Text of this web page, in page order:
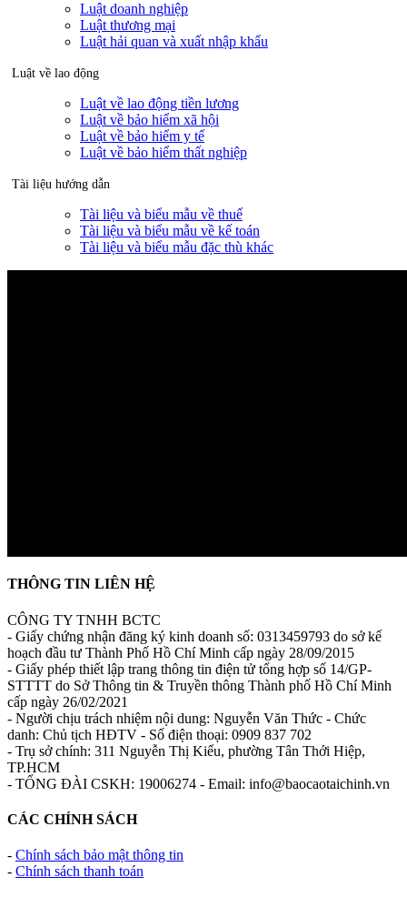
Luật doanh nghiệp
Luật thương mại
Luật hải quan và xuất nhập khẩu
Luật về lao động
Luật về lao động tiền lương
Luật về bảo hiểm xã hội
Luật về bảo hiểm y tế
Luật về bảo hiểm thất nghiệp
Tài liệu hướng dẫn
Tài liệu và biểu mẫu về thuế
Tài liệu và biểu mẫu về kế toán
Tài liệu và biểu mẫu đặc thù khác
THÔNG TIN LIÊN HỆ
CÔNG TY TNHH BCTC
- Giấy chứng nhận đăng ký kinh doanh số: 0313459793 do sở kế
hoạch đầu tư Thành Phố Hồ Chí Minh cấp ngày 28/09/2015
- Giấy phép thiết lập trang thông tin điện tử tổng hợp số 14/GP-
STTTT do Sở Thông tin & Truyền thông Thành phố Hồ Chí Minh
cấp ngày 26/02/2021
- Người chịu trách nhiệm nội dung: Nguyễn Văn Thức - Chức
danh: Chủ tịch HĐTV - Số điện thoại: 0909 837 702
- Trụ sở chính: 311 Nguyễn Thị Kiểu, phường Tân Thới Hiệp,
TP.HCM
- TỔNG ĐÀI CSKH: 19006274 - Email: info@baocaotaichinh.vn
CÁC CHÍNH SÁCH
- Chính sách bảo mật thông tin
- Chính sách thanh toán